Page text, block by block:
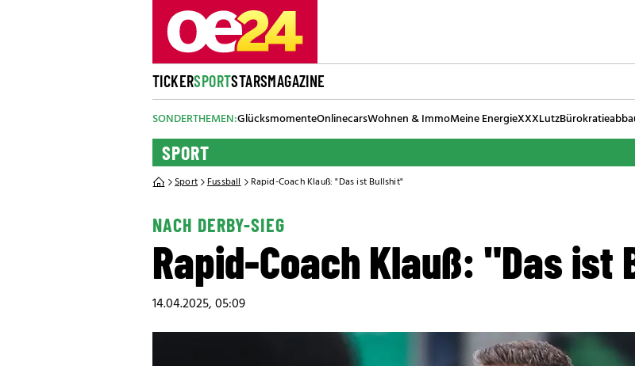
TICKERSPORTSTARSMAGAZINE
SONDERTHEMEN:GlücksmomenteOnlinecarsWohnen & ImmoMeine EnergieXXXLutz
SPORT
Sport Fussball Rapid-Coach Klauß: "Das ist Bullshit"
NACH DERBY-SIEG
Rapid-Coach Klauß: "Das ist
14.04.2025, 05:09